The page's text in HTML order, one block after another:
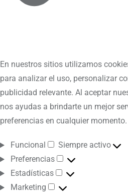
En nuestros sitios utilizamos
para analizar el uso, personalizar
publicidad relevante. Al aceptar
nos ayudas a brindarte un mejor
preferencias en cualquier momento.
Funcional
Siempre activo
Preferencias
Estadísticas
Marketing